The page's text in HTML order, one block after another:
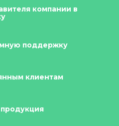
компании в
поддержку
клиентам